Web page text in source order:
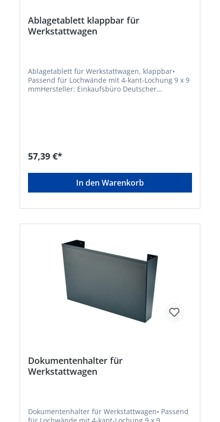
Ablagetablett klappbar für
Werkstattwagen
Ablagetablett für Werkstattwagen, klappbar•
Passend für Lochwände mit 4-kant-Lochung 9 x 9
mmHersteller: Einkaufsbüro Deutscher
57,39 €*
In den Warenkorb
Dokumentenhalter für
Werkstattwagen
Dokumentenhalter für Werkstattwagen• Passend